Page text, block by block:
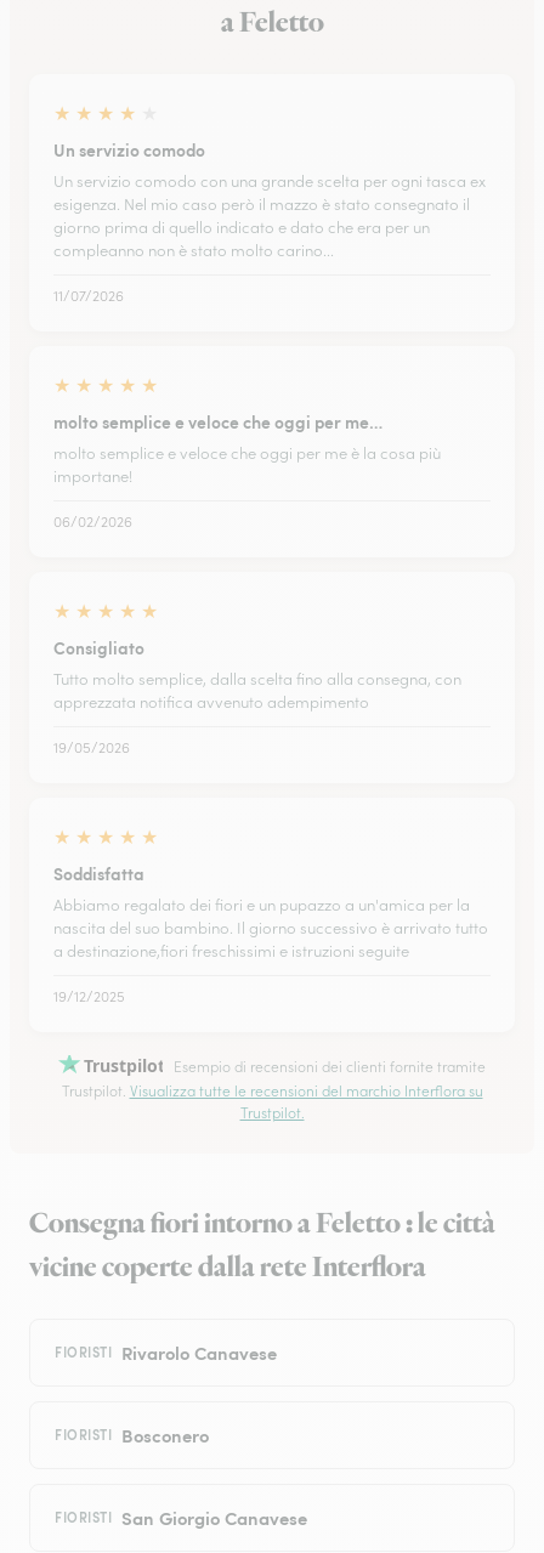
a Feletto
★ ★ ★ ★
Un servizio comodo
Un servizio comodo con una grande scelta per ogni tasca ex
esigenza. Nel mio caso però il mazzo è stato consegnato il
giorno prima di quello indicato e dato che era per un
compleanno non è stato molto carino...
11/07/2026
★ ★ ★ ★ ★
molto semplice e veloce che oggi per me…
molto semplice e veloce che oggi per me è la cosa più
importane!
06/02/2026
★ ★ ★ ★ ★
Consigliato
Tutto molto semplice, dalla scelta fino alla consegna, con
apprezzata notifica avvenuto adempimento
19/05/2026
★ ★ ★ ★ ★
Soddisfatta
Abbiamo regalato dei fiori e un pupazzo a un'amica per la
nascita del suo bambino. Il giorno successivo è arrivato tutto
a destinazione,fiori freschissimi e istruzioni seguite
19/12/2025
Trustpilot
Esempio di recensioni dei clienti fornite tramite
Trustpilot. Visualizza tutte le recensioni del marchio Interflora su
Trustpilot.
Consegna fiori intorno a Feletto : le città
vicine coperte dalla rete Interflora
FIORISTI Rivarolo Canavese
FIORISTI Bosconero
FIORISTI San Giorgio Canavese